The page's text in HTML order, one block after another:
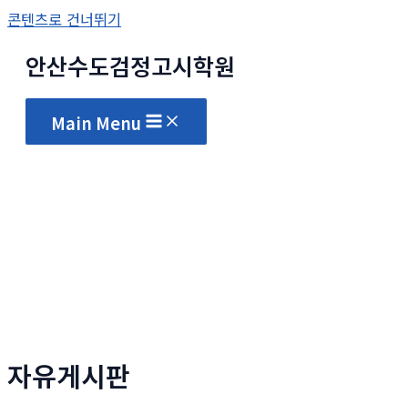
콘텐츠로 건너뛰기
안산수도검정고시학원
Main Menu
자유게시판